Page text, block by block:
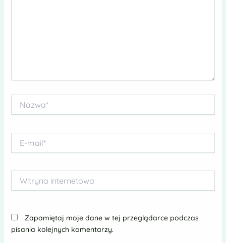
mail*
internetowa
Zapamiętaj moje dane w tej przeglądarce podczas
pisania kolejnych komentarzy.